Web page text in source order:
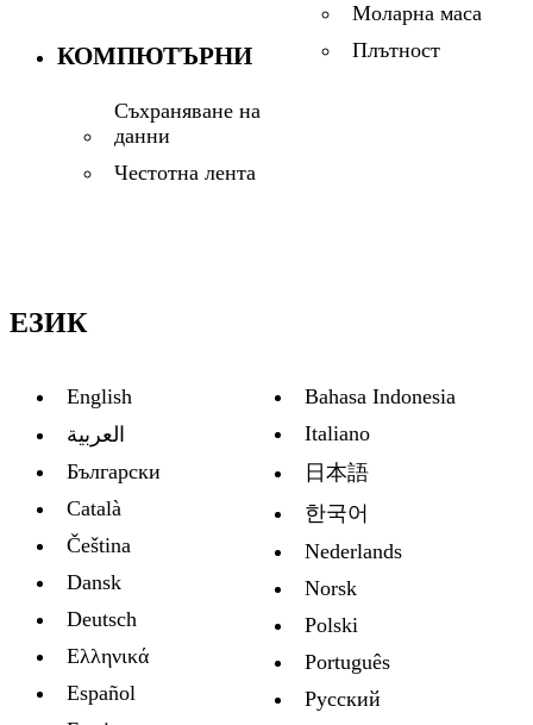
КОМПЮТЪРНИ
Съхраняване на
данни
Честотна лента
Моларна маса
Плътност
ЕЗИК
English
العربية
Български
Català
Čeština
Dansk
Deutsch
Ελληνικά
Español
Bahasa Indonesia
Italiano
日本語
한국어
Nederlands
Norsk
Polski
Português
Русский